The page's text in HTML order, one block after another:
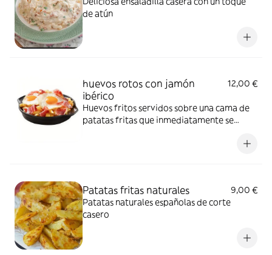
de atún
huevos rotos con jamón
ibérico
12,00 €
Huevos fritos servidos sobre una cama de
patatas fritas que inmediatamente se
Patatas fritas naturales
9,00 €
Patatas naturales españolas de corte
casero